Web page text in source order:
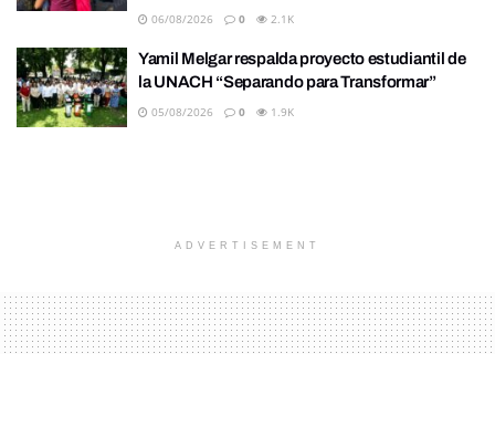
06/08/2026 0 2.1K
Yamil Melgar respalda proyecto estudiantil de
la UNACH “Separando para Transformar”
05/08/2026 0 1.9K
ADVERTISEMENT